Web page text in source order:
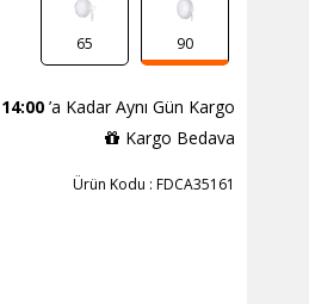
65 90
14:00 ’a Kadar Aynı Gün Kargo
Kargo Bedava
Ürün Kodu : FDCA35161